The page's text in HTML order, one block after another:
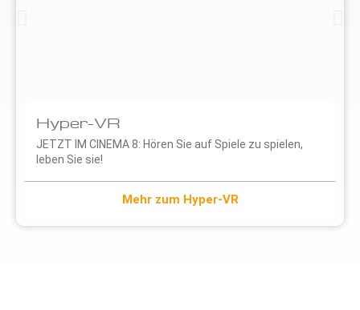
Hyper-VR
JETZT IM CINEMA 8: Hören Sie auf Spiele zu spielen,
leben Sie sie!
Mehr zum Hyper-VR